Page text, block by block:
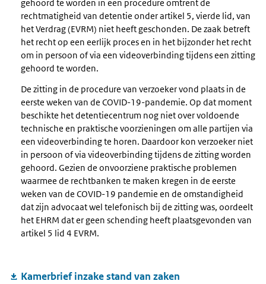
gehoord te worden in een procedure omtrent de
rechtmatigheid van detentie onder artikel 5, vierde lid, van
het Verdrag (EVRM) niet heeft geschonden. De zaak betreft
het recht op een eerlijk proces en in het bijzonder het recht
om in persoon of via een videoverbinding tijdens een zitting
gehoord te worden.
De zitting in de procedure van verzoeker vond plaats in de
eerste weken van de COVID-19-pandemie. Op dat moment
beschikte het detentiecentrum nog niet over voldoende
technische en praktische voorzieningen om alle partijen via
een videoverbinding te horen. Daardoor kon verzoeker niet
in persoon of via videoverbinding tijdens de zitting worden
gehoord. Gezien de onvoorziene praktische problemen
waarmee de rechtbanken te maken kregen in de eerste
weken van de COVID-19 pandemie en de omstandigheid
dat zijn advocaat wel telefonisch bij de zitting was, oordeelt
het EHRM dat er geen schending heeft plaatsgevonden van
artikel 5 lid 4 EVRM.
Kamerbrief inzake stand van zaken